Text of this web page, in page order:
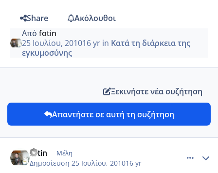
Share
Ακόλουθοι
Από fotin
25 Ιουλίου, 201016 yrin Κατά τη διάρκεια της
εγκυμοσύνης
Ξεκινήστε νέα συζήτηση
Απαντήστε σε αυτή τη συζήτηση
fotin Μέλη
Δημοσίευση 25 Ιουλίου, 201016 yr